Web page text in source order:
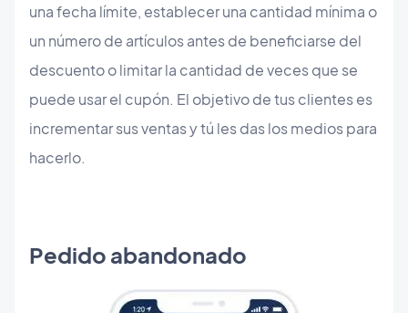
una fecha límite, establecer una cantidad mínima o
un número de artículos antes de beneficiarse del
descuento o limitar la cantidad de veces que se
puede usar el cupón. El objetivo de tus clientes es
incrementar sus ventas y tú les das los medios para
hacerlo.
Pedido abandonado